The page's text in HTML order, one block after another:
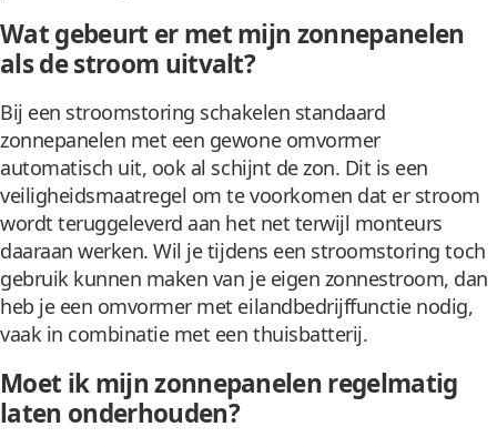
Wat gebeurt er met mijn zonnepanelen
als de stroom uitvalt?
Bij een stroomstoring schakelen standaard
zonnepanelen met een gewone omvormer
automatisch uit, ook al schijnt de zon. Dit is een
veiligheidsmaatregel om te voorkomen dat er stroom
wordt teruggeleverd aan het net terwijl monteurs
daaraan werken. Wil je tijdens een stroomstoring toch
gebruik kunnen maken van je eigen zonnestroom, dan
heb je een omvormer met eilandbedrijffunctie nodig,
vaak in combinatie met een thuisbatterij.
Moet ik mijn zonnepanelen regelmatig
laten onderhouden?